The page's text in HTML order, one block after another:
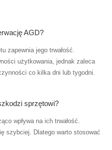
AGD?
zapewnia jego trwałość.
użytkowania, jednak zaleca
co kilka dni lub tygodni.
sprzętowi?
wpływa na ich trwałość.
szybciej. Dlatego warto stosować